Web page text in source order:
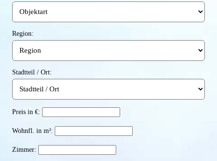
Region:
Stadtteil / Ort:
Preis in €:
Wohnfl. in m²:
Zimmer: